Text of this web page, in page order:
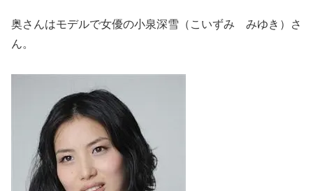
奥さんはモデルで女優の小泉深雪（こいずみ みゆき）さ
ん。